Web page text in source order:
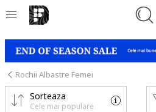
Rochii Albastre Femei
Sorteaza
Cele mai populare